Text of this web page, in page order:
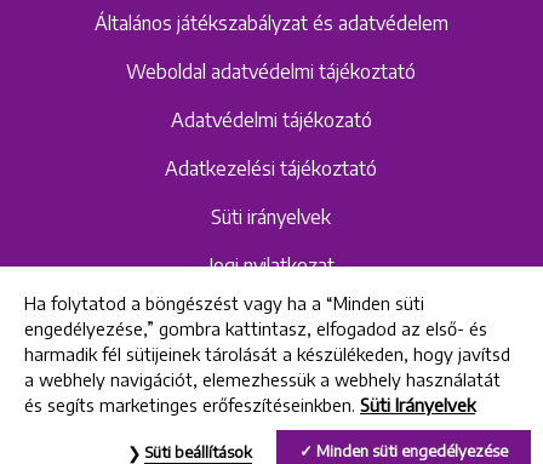
Általános játékszabályzat és adatvédelem
Weboldal adatvédelmi tájékoztató
Adatvédelmi tájékozató
Adatkezelési tájékoztató
Süti irányelvek
Jogi nyilatkozat
Hangrögzítéshez kapcsolódó adatvédelmi
szabályzat és tájékoztató
Ha folytatod a böngészést vagy ha a “Minden süti
engedélyezése,” gombra kattintasz, elfogadod az első- és
harmadik fél sütijeinek tárolását a készülékeden, hogy javítsd
a webhely navigációt, elemezhessük a webhely használatát
és segíts marketinges erőfeszítéseinkben. Süti Irányelvek
Minden süti engedélyezése
Süti beállítások